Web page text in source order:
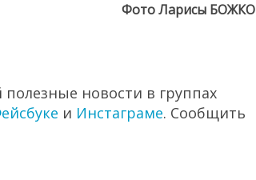
Фото Ларисы БОЖКО
новости в группах
и Инстаграме. Сообщить